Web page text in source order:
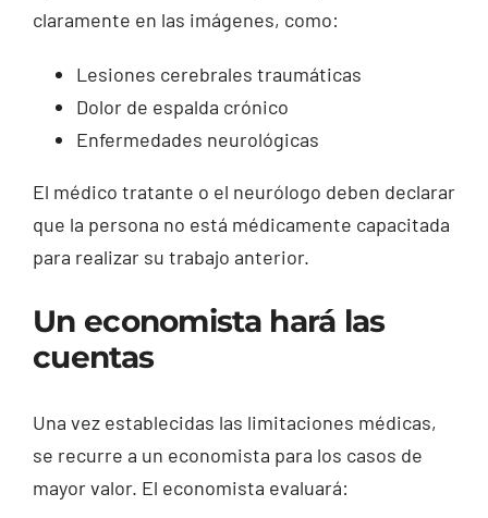
claramente en las imágenes, como:
Lesiones cerebrales traumáticas
Dolor de espalda crónico
Enfermedades neurológicas
El médico tratante o el neurólogo deben declarar
que la persona no está médicamente capacitada
para realizar su trabajo anterior.
Un economista hará las
cuentas
Una vez establecidas las limitaciones médicas,
se recurre a un economista para los casos de
mayor valor. El economista evaluará: